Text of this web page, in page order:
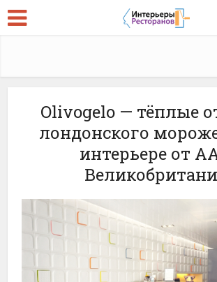
Olivogelo — тёплые
лондонского
интерьере от